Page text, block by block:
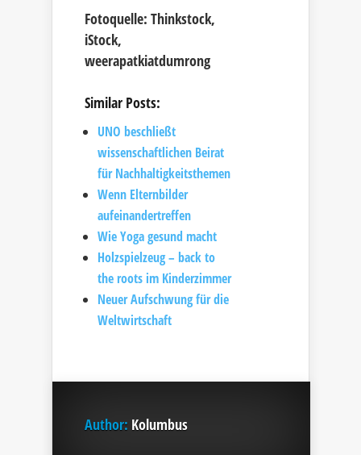
Fotoquelle: Thinkstock,
iStock,
weerapatkiatdumrong
Similar Posts:
UNO beschließt
wissenschaftlichen Beirat
für Nachhaltigkeitsthemen
Wenn Elternbilder
aufeinandertreffen
Wie Yoga gesund macht
Holzspielzeug – back to
the roots im Kinderzimmer
Neuer Aufschwung für die
Weltwirtschaft
Author: Kolumbus